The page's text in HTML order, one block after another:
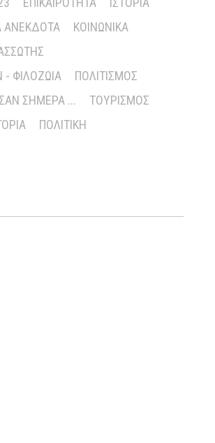
ΑΝΈΚΔΟΤΑ
ΚΟΙΝΩΝΙΚΆ
ΦΙΛΟΖΩΊΑ
ΠΟΛΙΤΙΣΜΌΣ
ΣΉΜΕΡΑ ...
ΤΟΥΡΙΣΜΌΣ
ΠΟΛΙΤΙΚΉ